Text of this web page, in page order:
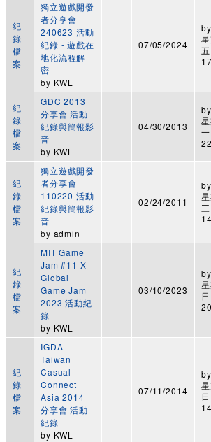
紀
錄
檔
案
獨立遊戲開發
者分享會
240623 活動
紀錄 - 遊戲在
地化流程解
密
by KWL
07/05/2024
by
紀
錄
檔
案
GDC 2013
分享會 活動
紀錄與簡報影
音
by KWL
04/30/2013
by
紀
錄
檔
案
獨立遊戲開發
者分享會
110220 活動
紀錄與簡報影
音
by admin
02/24/2011
by
紀
錄
檔
案
MIT Game
Jam #11 X
Global
Game Jam
2023 活動紀
錄
by KWL
03/10/2023
by
紀
錄
檔
案
IGDA
Taiwan
Casual
Connect
Asia 2014
分享會 活動
紀錄
by KWL
07/11/2014
by